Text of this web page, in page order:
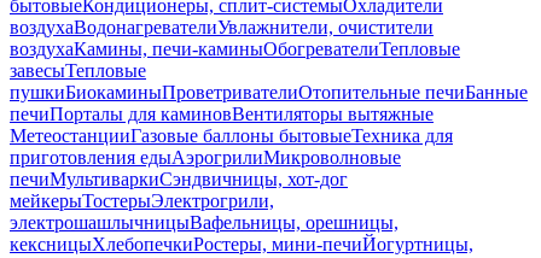
бытовыеКондиционеры, сплит-системыОхладители
воздухаВодонагревателиУвлажнители, очистители
воздухаКамины, печи-каминыОбогревателиТепловые
завесыТепловые
пушкиБиокаминыПроветривателиОтопительные печиБанные
печиПорталы для каминовВентиляторы вытяжные
МетеостанцииГазовые баллоны бытовыеТехника для
приготовления едыАэрогрилиМикроволновые
печиМультиваркиСэндвичницы, хот-дог
мейкерыТостерыЭлектрогрили,
электрошашлычницыВафельницы, орешницы,
кексницыХлебопечкиРостеры, мини-печиЙогуртницы,